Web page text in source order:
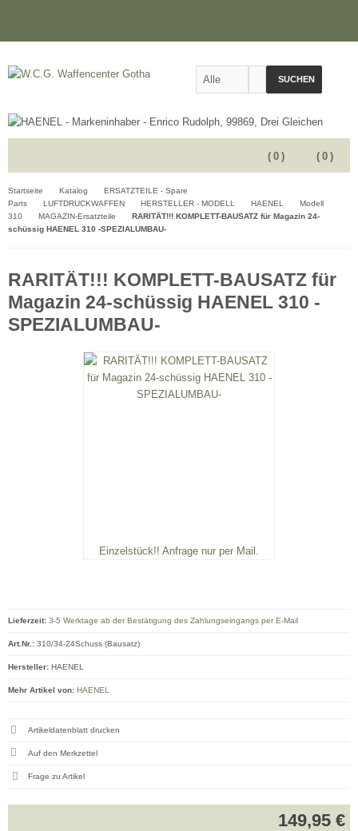
SUCHEN
( 0 )
( 0 )
Startseite Katalog
ERSATZTEILE - Spare
Parts
LUFTDRUCKWAFFEN HERSTELLER - MODELL HAENEL
Modell
310
MAGAZIN-Ersatzteile
RARITÄT!!! KOMPLETT-BAUSATZ für Magazin 24-
schüssig HAENEL 310 -SPEZIALUMBAU-
RARITÄT!!! KOMPLETT-BAUSATZ für
Magazin 24-schüssig HAENEL 310 -
SPEZIALUMBAU-
Einzelstück!! Anfrage nur per Mail.
149,95 €
Lieferzeit: 3-5 Werktage ab der Bestätigung des Zahlungseingangs per E-Mail
Art.Nr.: 310/34-24Schuss (Bausatz)
Hersteller: HAENEL
Mehr Artikel von: HAENEL
Artikeldatenblatt drucken
Frage zu Artikel